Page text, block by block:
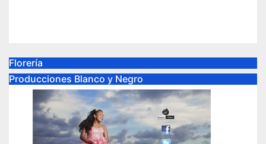
Florería
Producciones Blanco y Negro